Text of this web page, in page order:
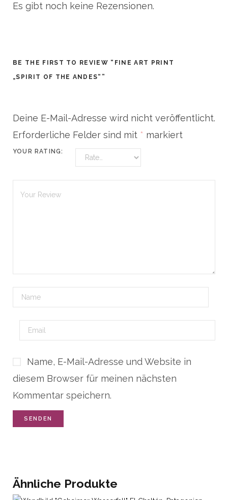
Es gibt noch keine Rezensionen.
BE THE FIRST TO REVIEW “FINE ART PRINT
„SPIRIT OF THE ANDES“”
Deine E-Mail-Adresse wird nicht veröffentlicht.
Erforderliche Felder sind mit * markiert
YOUR RATING:
Name, E-Mail-Adresse und Website in
diesem Browser für meinen nächsten
Kommentar speichern.
Ähnliche Produkte